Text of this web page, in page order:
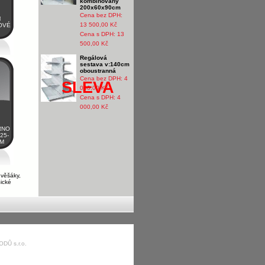
200x60x90cm
Cena bez DPH:
13 500,00 Kč
Cena s DPH: 13
500,00 Kč
SLEVA
Regálová
sestava v:140cm
oboustranná
Cena bez DPH: 4
000,00 Kč
Cena s DPH: 4
000,00 Kč
s.r.o.